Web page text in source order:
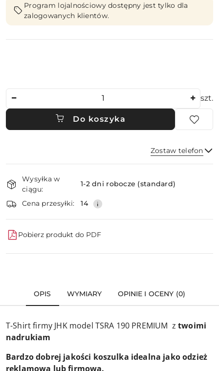
Program lojalnościowy dostępny jest tylko dla
zalogowanych klientów.
szt.
Do koszyka
Zostaw telefon
Dostępność
i
dostawa
Wysyłka w
ciągu:
1-2 dni robocze (standard)
Cena przesyłki: 14
Pobierz produkt do PDF
OPIS WYMIARY OPINIE I OCENY (0)
T-Shirt firmy JHK model TSRA 190 PREMIUM z twoimi
nadrukiam
Bardzo dobrej jakości koszulka idealna jako odzież
reklamowa lub firmowa.